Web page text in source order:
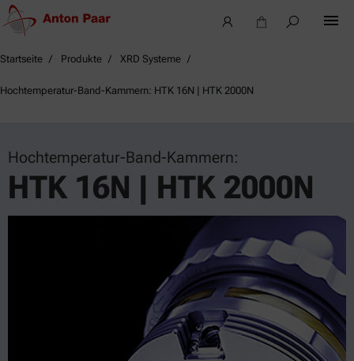
Startseite Produkte XRD Systeme
Hochtemperatur-Band-Kammern: HTK 16N | HTK 2000N
Hochtemperatur-Band-Kammern:
HTK 16N | HTK 2000N